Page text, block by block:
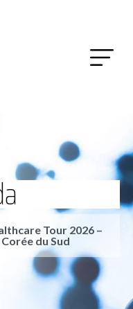
Tour 2026 –
du Sud